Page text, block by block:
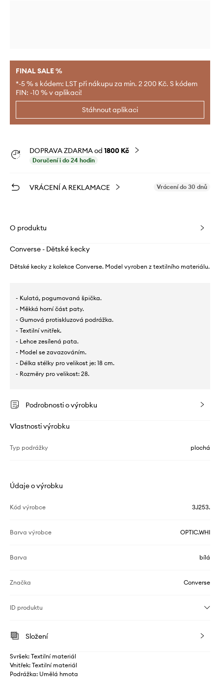
FINAL SALE %
*-5 % s kódem: LST při nákupu za min. 2 200 Kč. S kódem
FIN: -10 % v aplikaci!
Stáhnout aplikaci
DOPRAVA ZDARMA od 1800 Kč
Doručení i do 24 hodin
VRÁCENÍ A REKLAMACE Vrácení do 30 dnů
O produktu
Converse - Dětské kecky
Dětské kecky z kolekce Converse. Model vyroben z textilního materiálu.
- Kulatá, pogumovaná špička.
- Měkká horní část paty.
- Gumová protiskluzová podrážka.
- Textilní vnitřek.
- Lehce zesílená pata.
- Model se zavazováním.
- Délka stélky pro velikost je: 18 cm.
- Rozměry pro velikost: 28.
Podrobnosti o výrobku
Vlastnosti výrobku
Typ podrážky plochá
Údaje o výrobku
Kód výrobce 3J253.
Barva výrobce OPTIC.WHI
Barva bílá
Značka Converse
ID produktu
Složení
Svršek: Textilní materiál
Vnitřek: Textilní materiál
Podrážka: Umělá hmota